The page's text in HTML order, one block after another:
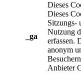
_ga
Dieses
Dieses
Sitzungs-
Nutzung
erfassen.
anonym
Anbieter